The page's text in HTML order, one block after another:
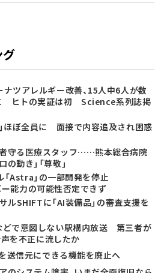
ナツアレルギー改善、15人中6人が数
ヒトの実証は初 Science系列誌掲
ほぼ全員に 面接で内容追及され困惑
守る医療スタッフ……熊本総合病院
動き」「尊敬」
「Astra」の一部開発を停止
能力の可能性否定できず
ルSHIFTに「AI装備品」の審査支援を
どで意図しない駅構内放送 第三者が
を不正に流したか
送信元にできる機能を廃止へ